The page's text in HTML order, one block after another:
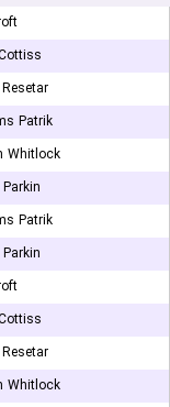
Patrik
Whitlock
Patrik
Whitlock